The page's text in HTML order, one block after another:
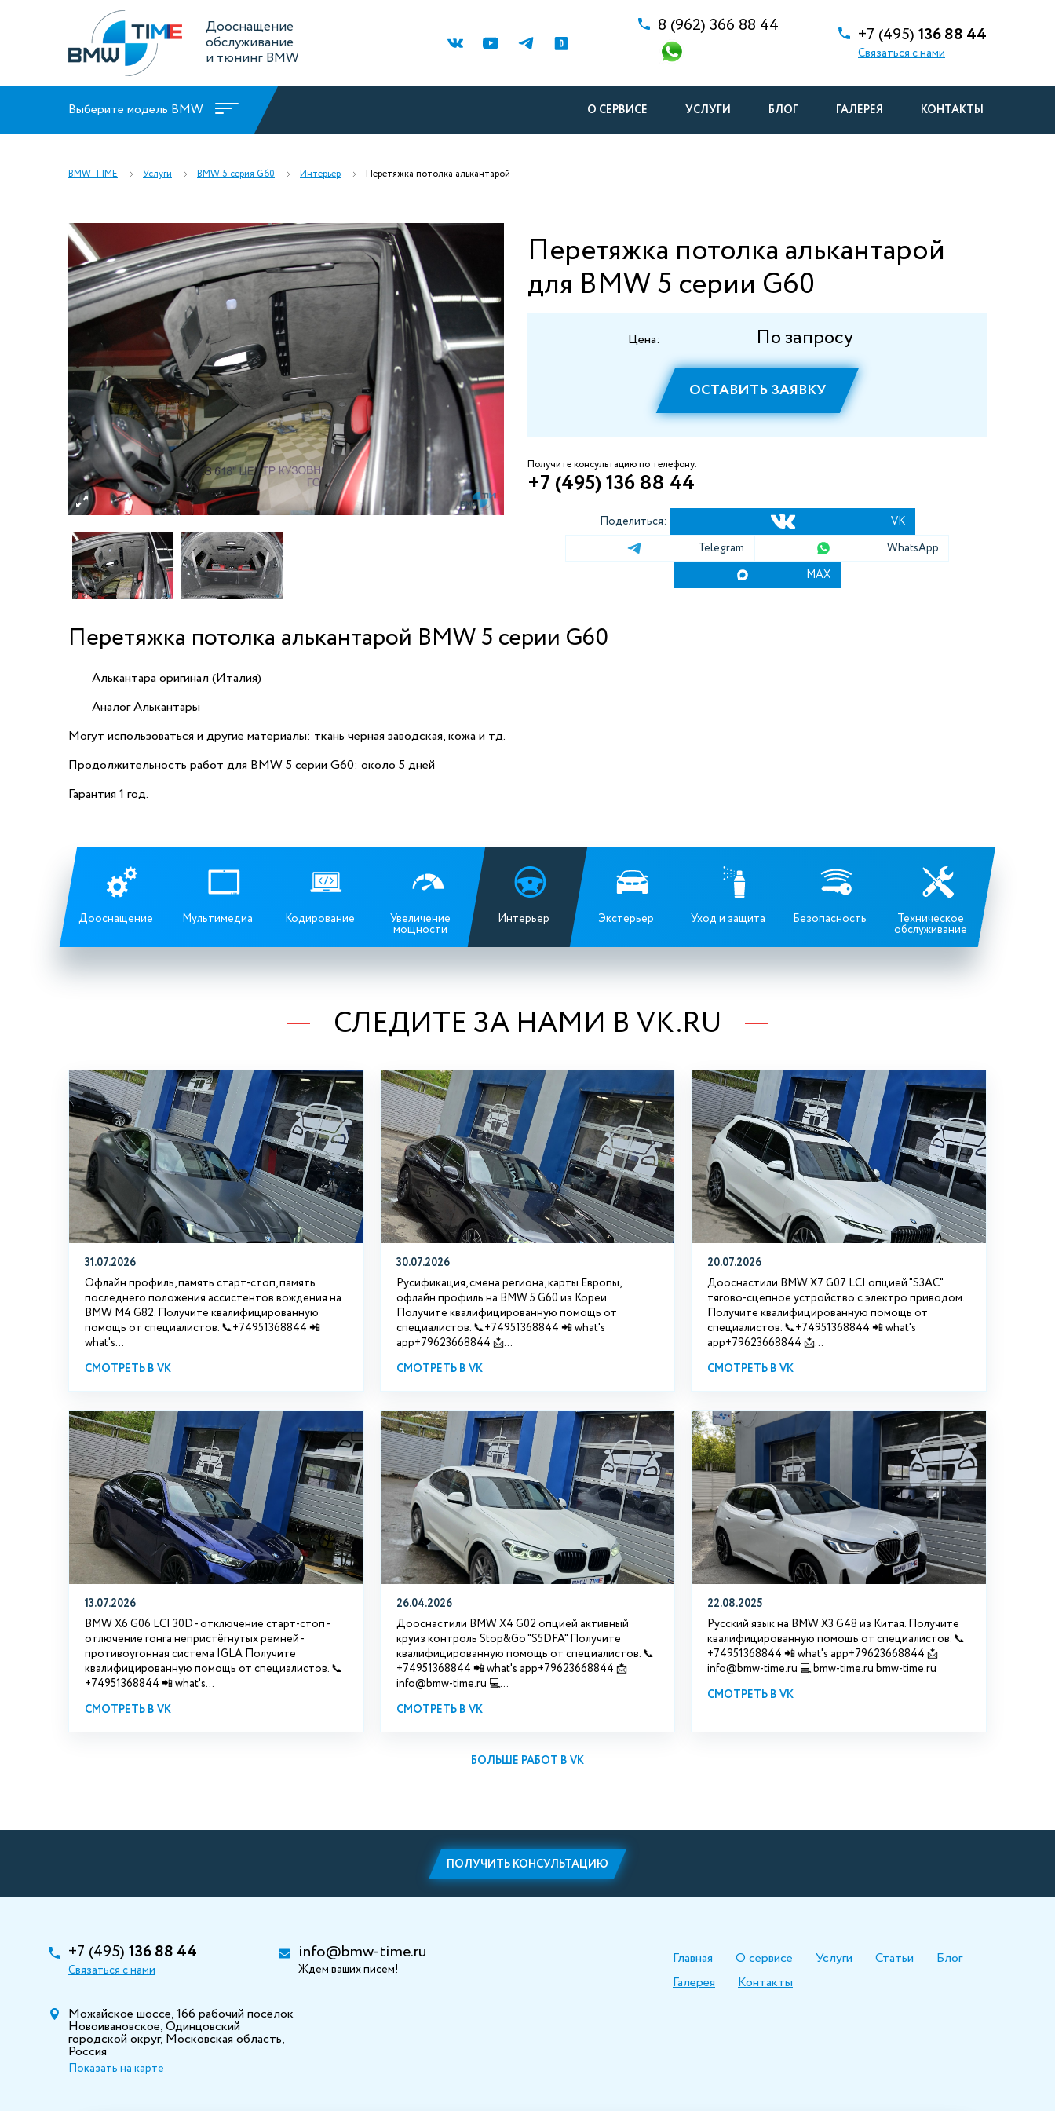
Дооснащение
обслуживание
и тюнинг BMW
8 (962) 366 88 44 +7 (495) 136 88 44
Связаться с нами
Выберите модель BMW О СЕРВИСЕ УСЛУГИ БЛОГ ГАЛЕРЕЯ КОНТАКТЫ
BMW-TIME Услуги BMW 5 серия G60 Интерьер Перетяжка потолка алькантарой
Перетяжка потолка алькантарой
для BMW 5 серии G60
Цена: По запросу
ОСТАВИТЬ ЗАЯВКУ
Получите консультацию по телефону:
+7 (495) 136 88 44
Поделиться:
VK
Telegram
WhatsApp
MAX
Перетяжка потолка алькантарой BMW 5 серии G60
Алькантара оригинал (Италия)
Аналог Алькантары
Могут использоваться и другие материалы: ткань черная заводская, кожа и тд.
Продолжительность работ для BMW 5 серии G60: около 5 дней
Гарантия 1 год.
Дооснащение Мультимедиа Кодирование Увеличение
мощности
Интерьер Экстерьер Уход и защита Безопасность Техническое
обслуживание
СЛЕДИТЕ ЗА НАМИ В VK.RU
31.07.2026
Офлайн профиль, память старт-стоп, память
последнего положения ассистентов вождения на
BMW М4 G82. Получите квалифицированную
помощь от специалистов. 📞+74951368844 📲
what's...
СМОТРЕТЬ В VK
30.07.2026
Русификация, смена региона, карты Европы,
офлайн профиль на BMW 5 G60 из Кореи.
Получите квалифицированную помощь от
специалистов. 📞+74951368844 📲 what's
app+79623668844 📩...
СМОТРЕТЬ В VK
20.07.2026
Дооснастили BMW Х7 G07 LCI опцией "S3АС"
тягово-сцепное устройство с электро приводом.
Получите квалифицированную помощь от
специалистов. 📞+74951368844 📲 what's
app+79623668844 📩...
СМОТРЕТЬ В VK
13.07.2026
BMW X6 G06 LCI 30D - отключение старт-стоп -
отлючение гонга непристёгнутых ремней -
противоугонная система IGLA Получите
квалифицированную помощь от специалистов. 📞
+74951368844 📲 what's...
СМОТРЕТЬ В VK
26.04.2026
Дооснастили BMW X4 G02 опцией активный
круиз контроль Stop&Go "S5DFA" Получите
квалифицированную помощь от специалистов. 📞
+74951368844 📲 what's app+79623668844 📩
info@bmw-time.ru 💻...
СМОТРЕТЬ В VK
22.08.2025
Русский язык на BMW X3 G48 из Китая. Получите
квалифицированную помощь от специалистов. 📞
+74951368844 📲 what's app+79623668844 📩
info@bmw-time.ru 💻 bmw-time.ru bmw-time.ru
СМОТРЕТЬ В VK
БОЛЬШЕ РАБОТ В VK
ПОЛУЧИТЬ КОНСУЛЬТАЦИЮ
+7 (495) 136 88 44
Связаться с нами
info@bmw-time.ru
Ждем ваших писем!
Можайское шоссе, 166 рабочий посёлок
Новоивановское, Одинцовский
городской округ, Московская область,
Россия
Показать на карте
Главная О сервисе Услуги Статьи
Блог
Галерея
Контакты